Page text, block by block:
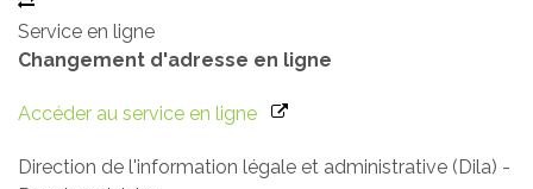
Service en ligne
Changement d'adresse en ligne
Accéder au service en ligne
Direction de l'information légale et administrative (Dila) -